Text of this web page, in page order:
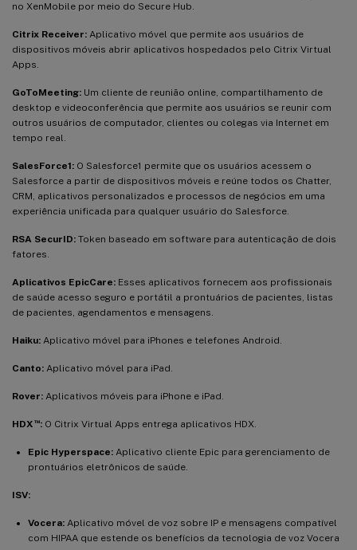
no XenMobile por meio do Secure Hub.
Citrix Receiver: Aplicativo móvel que permite aos usuários de
dispositivos móveis abrir aplicativos hospedados pelo Citrix Virtual
Apps.
GoToMeeting: Um cliente de reunião online, compartilhamento de
desktop e videoconferência que permite aos usuários se reunir com
outros usuários de computador, clientes ou colegas via Internet em
tempo real.
SalesForce1: O Salesforce1 permite que os usuários acessem o
Salesforce a partir de dispositivos móveis e reúne todos os Chatter,
CRM, aplicativos personalizados e processos de negócios em uma
experiência unificada para qualquer usuário do Salesforce.
RSA SecurID: Token baseado em software para autenticação de dois
fatores.
Aplicativos EpicCare: Esses aplicativos fornecem aos profissionais
de saúde acesso seguro e portátil a prontuários de pacientes, listas
de pacientes, agendamentos e mensagens.
Haiku: Aplicativo móvel para iPhones e telefones Android.
Canto: Aplicativo móvel para iPad.
Rover: Aplicativos móveis para iPhone e iPad.
HDX ™:O Citrix Virtual Apps entrega aplicativos HDX.
Epic Hyperspace: Aplicativo cliente Epic para gerenciamento de
prontuários eletrônicos de saúde.
ISV:
Vocera: Aplicativo móvel de voz sobre IP e mensagens compatível
com HIPAA que estende os benefícios da tecnologia de voz Vocera